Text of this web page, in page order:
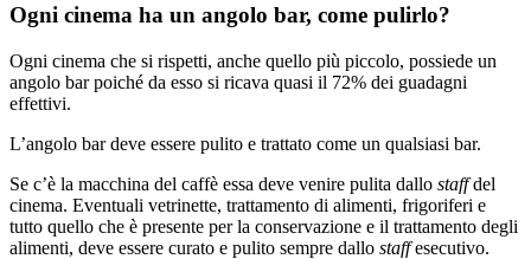
Ogni cinema ha un angolo bar, come pulirlo?
Ogni cinema che si rispetti, anche quello più piccolo, possiede un
angolo bar poiché da esso si ricava quasi il 72% dei guadagni
effettivi.
L’angolo bar deve essere pulito e trattato come un qualsiasi bar.
Se c’è la macchina del caffè essa deve venire pulita dallo staffdel
cinema. Eventuali vetrinette, trattamento di alimenti, frigoriferi e
tutto quello che è presente per la conservazione e il trattamento degli
alimenti, deve essere curato e pulito sempre dallo staffesecutivo.